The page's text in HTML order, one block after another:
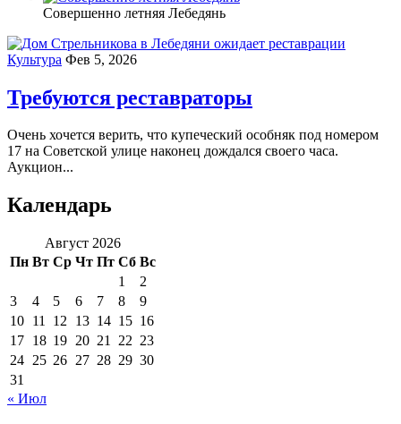
Совершенно летняя Лебедянь
Культура Фев 5, 2026
Требуются реставраторы
Очень хочется верить, что купеческий особняк под номером
17 на Советской улице наконец дождался своего часа.
Аукцион...
Календарь
Август 2026
Пн Вт Ср Чт Пт Сб Вс
1
2
3
4 5 6 7 8
9
10 11 12 13 14 15 16
17 18 19 20 21 22 23
24 25 26 27 28 29 30
31
« Июл